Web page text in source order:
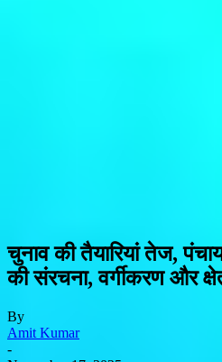
चुनाव की तैयारियां तेज,
की संरचना, वर्गीकरण और
By
Amit Kumar
-